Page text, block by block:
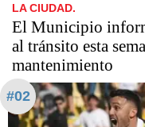
LA CIUDAD.
El Municipio
al tránsito esta
mantenimiento
#02